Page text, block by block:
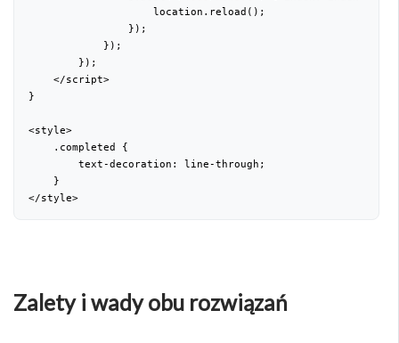
                    location.reload();
                });
            });
        });
    </script>
}
<style>
    .completed {
        text-decoration: line-through;
    }
</style>
Zalety i wady obu rozwiązań